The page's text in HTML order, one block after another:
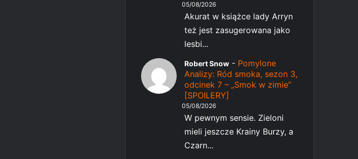
05/08/2026
Akurat w książce lady Arryn
też jest zasugerowana jako
lesbi...
Robert Snow - Pomylone
Analizy: Ród smoka, sezon 3,
odcinek 7 – „Smok w zimie”
[SPOILERY]
05/08/2026
W pewnym sensie. Zieloni
mieli jeszcze Krainy Burzy, a
Czarn...